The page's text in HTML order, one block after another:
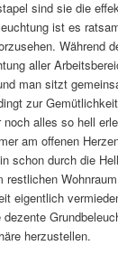
sind sie die
ist es
Während
aller
man sitzt
zur
noch alles so hell
am offenen
schon durch die
restlichen
eigentlich
herzustellen.